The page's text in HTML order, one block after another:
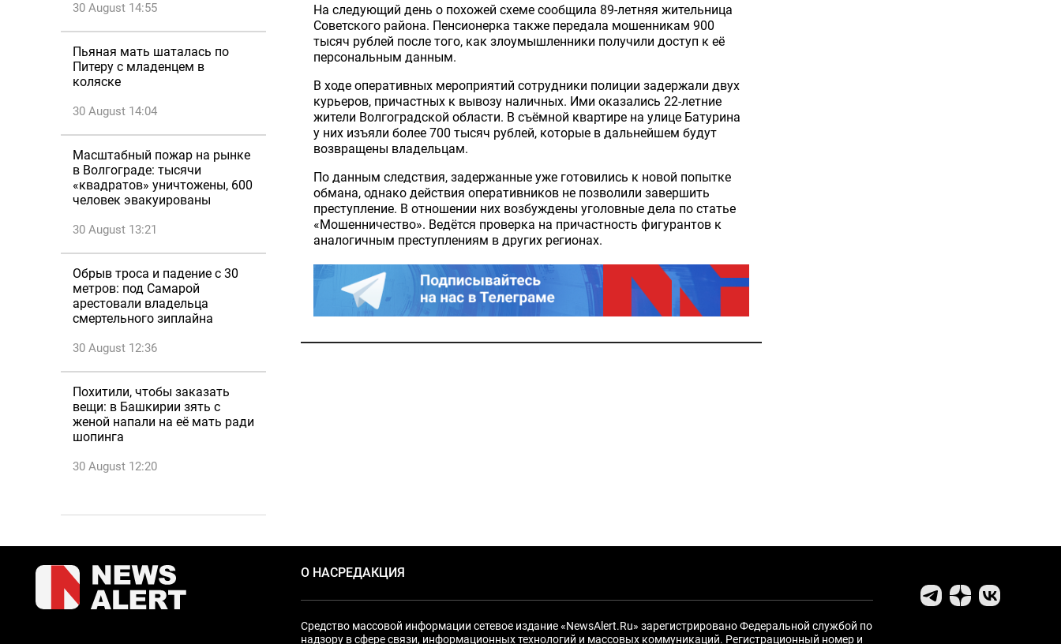
30 August 14:55
Пьяная мать шаталась по
Питеру с младенцем в
коляске
30 August 14:04
Масштабный пожар на рынке
в Волгограде: тысячи
«квадратов» уничтожены, 600
человек эвакуированы
30 August 13:21
Обрыв троса и падение с 30
метров: под Самарой
арестовали владельца
смертельного зиплайна
30 August 12:36
Похитили, чтобы заказать
вещи: в Башкирии зять с
женой напали на её мать ради
шопинга
30 August 12:20
На следующий день о похожей схеме сообщила 89-летняя жительница
Советского района. Пенсионерка также передала мошенникам 900
тысяч рублей после того, как злоумышленники получили доступ к её
персональным данным.
В ходе оперативных мероприятий сотрудники полиции задержали двух
курьеров, причастных к вывозу наличных. Ими оказались 22-летние
жители Волгоградской области. В съёмной квартире на улице Батурина
у них изъяли более 700 тысяч рублей, которые в дальнейшем будут
возвращены владельцам.
По данным следствия, задержанные уже готовились к новой попытке
обмана, однако действия оперативников не позволили завершить
преступление. В отношении них возбуждены уголовные дела по статье
«Мошенничество». Ведётся проверка на причастность фигурантов к
аналогичным преступлениям в других регионах.
О НАСРЕДАКЦИЯ
Средство массовой информации сетевое издание «NewsAlert.Ru» зарегистрировано Федеральной службой по
надзору в сфере связи, информационных технологий и массовых коммуникаций. Регистрационный номер и